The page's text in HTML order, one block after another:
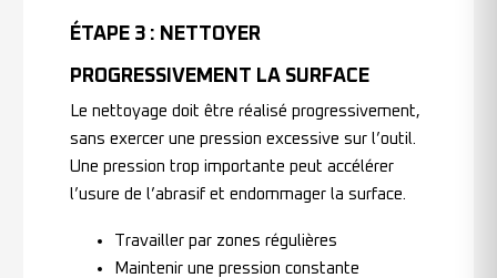
ÉTAPE 3 : NETTOYER
PROGRESSIVEMENT LA SURFACE
Le nettoyage doit être réalisé progressivement,
sans exercer une pression excessive sur l’outil.
Une pression trop importante peut accélérer
l’usure de l’abrasif et endommager la surface.
Travailler par zones régulières
Maintenir une pression constante